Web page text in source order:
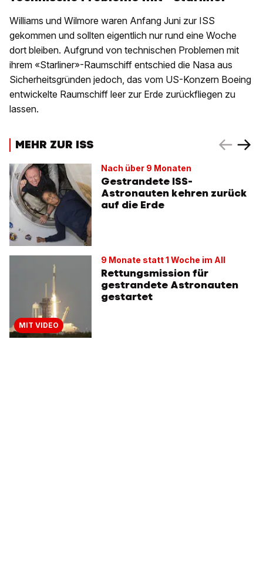
Williams und Wilmore waren Anfang Juni zur ISS
gekommen und sollten eigentlich nur rund eine Woche
dort bleiben. Aufgrund von technischen Problemen mit
ihrem «Starliner»-Raumschiff entschied die Nasa aus
Sicherheitsgründen jedoch, das vom US-Konzern Boeing
entwickelte Raumschiff leer zur Erde zurückfliegen zu
lassen.
MEHR ZUR ISS
Nach über 9 Monaten
Gestrandete ISS-
Astronauten kehren zurück
auf die Erde
MIT VIDEO
9 Monate statt 1 Woche im All
Rettungsmission für
gestrandete Astronauten
gestartet